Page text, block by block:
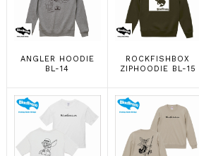
ANGLER HOODIE
BL-14
ROCKFISHBOX
ZIPHOODIE BL-15